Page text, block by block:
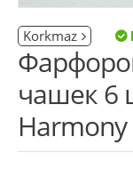
Korkmaz
чашек 6